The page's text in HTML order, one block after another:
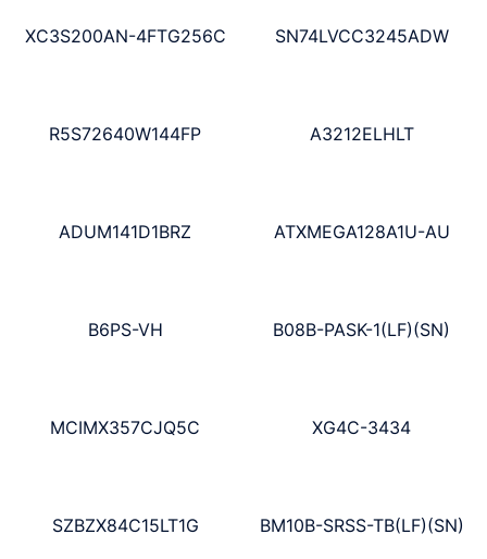
XC3S200AN-4FTG256C SN74LVCC3245ADW
R5S72640W144FP A3212ELHLT
ADUM141D1BRZ ATXMEGA128A1U-AU
B6PS-VH B08B-PASK-1(LF)(SN)
MCIMX357CJQ5C XG4C-3434
SZBZX84C15LT1G BM10B-SRSS-TB(LF)(SN)